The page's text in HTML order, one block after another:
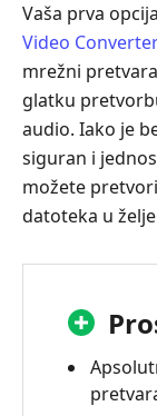
Converter
Dio
5.
EaseFab
Video
Dio
6.
Leawo
Converter
Ultimate
Dio
Vaša prva
Video Converter
mrežni
glatku
audio. Iako je
siguran i
možete
datoteka u